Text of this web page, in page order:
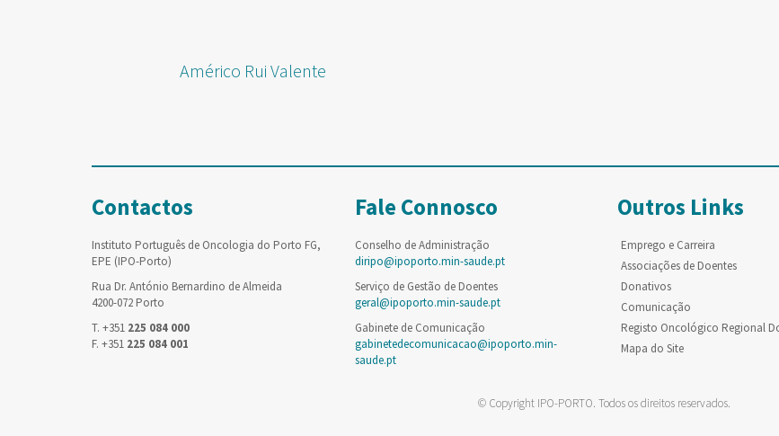
Américo Rui Valente
Contactos
Instituto Português de Oncologia do Porto FG,
EPE (IPO-Porto)
Rua Dr. António Bernardino de Almeida
4200-072 Porto
T. +351 225 084 000
F. +351 225 084 001
Fale Connosco
Conselho de Administração
diripo@ipoporto.min-saude.pt
Serviço de Gestão de Doentes
geral@ipoporto.min-saude.pt
Gabinete de Comunicação
gabinetedecomunicacao@ipoporto.min-
saude.pt
Outros Links
Emprego e Carreira
Associações de Doentes
Donativos
Comunicação
Registo Oncológico Regional
Mapa do Site
© Copyright IPO-PORTO. Todos os direitos reservados.